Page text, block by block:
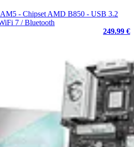
- Chipset AMD B850 - USB 3.2
7 / Bluetooth
249.99 €